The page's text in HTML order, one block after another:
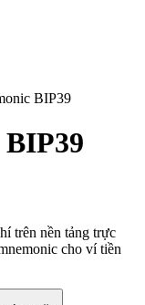
BIP39
trên nền tảng trực
cho ví tiền